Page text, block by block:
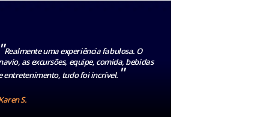
"Realmente uma experiência fabulosa. O
as excursões, equipe, comida, bebidas
entretenimento, tudo foi incrível. "
S.